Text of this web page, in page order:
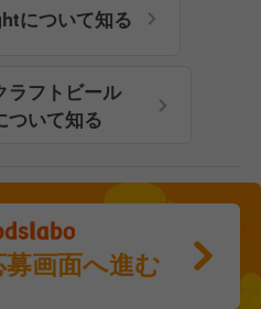
について知る
ラフトビール
ついて知る
画面へ進む